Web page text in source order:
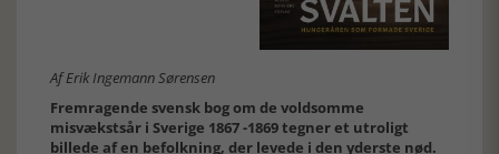
Af Erik Ingemann Sørensen
Fremragende svensk bog om de voldsomme
misvækstsår i Sverige 1867 -1869 tegner et utroligt
billede af en befolkning, der levede i den yderste nød.